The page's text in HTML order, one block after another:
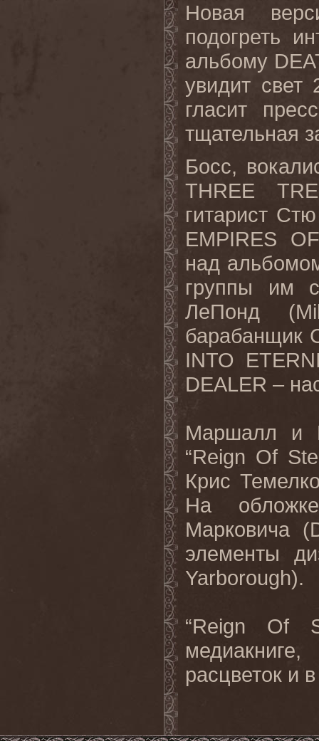
Новая
подогреть
альбому
увидит свет
гласит
тщательная
Босс,
THREE
гитарист
EMPIRES
над
группы им
ЛеПонд
барабанщик
INTO
DEALER –
Маршалл и
“Reign Of
Крис
На
Марковича
элементы
Yarborough).
“Reign Of
расцветок и